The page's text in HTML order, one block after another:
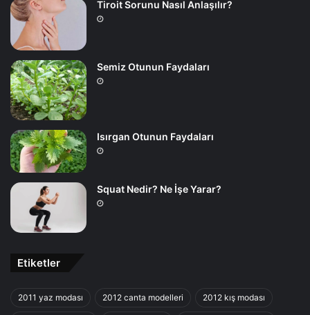
Tiroit Sorunu Nasıl Anlaşılır?
Semiz Otunun Faydaları
Isırgan Otunun Faydaları
Squat Nedir? Ne İşe Yarar?
Etiketler
2011 yaz modası 2012 canta modelleri 2012 kış modası